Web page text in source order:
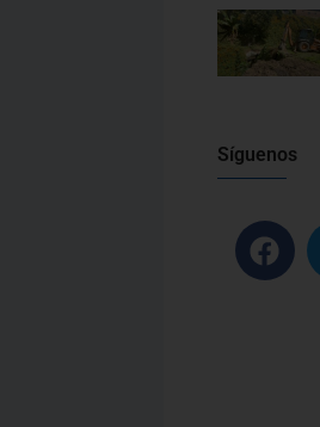
Síguenos
F
a